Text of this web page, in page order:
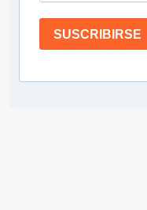
SUSCRIBIRSE